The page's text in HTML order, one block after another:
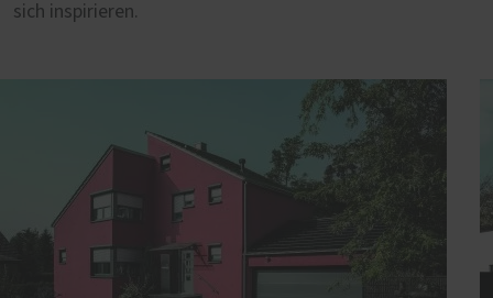
sich inspirieren.